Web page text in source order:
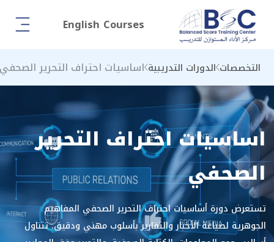
English Courses
التخصصات الدورات التدريبية اساسيات احتراف التحرير
اساسيات احتراف التحرير
الصحفي
تستعرض دورة أساسيات احتراف التحرير الصحفي المفاهيم
الجوهرية لصياغة الأخبار والتقارير بأسلوب مهني ودقيق. تتناول